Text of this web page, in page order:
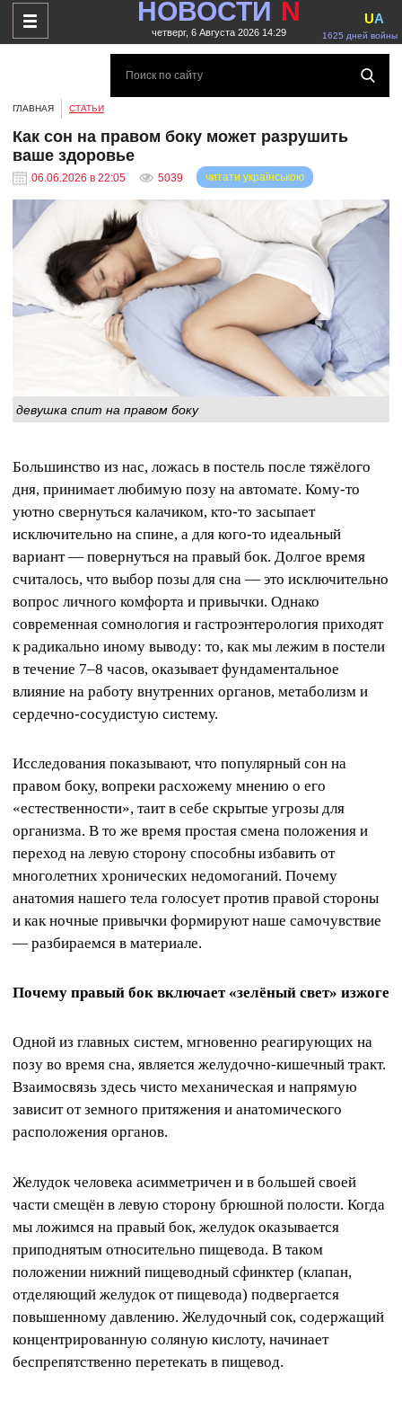
НОВОСТИ N
четверг, 6 Августа 2026 14:29 1625 дней войны
UA
ГЛАВНАЯ СТАТЬИ
Как сон на правом боку может разрушить
ваше здоровье
06.06.2026 в 22:05 5039 читати українською
девушка спит на правом боку
Большинство из нас, ложась в постель после тяжёлого
дня, принимает любимую позу на автомате. Кому-то
уютно свернуться калачиком, кто-то засыпает
исключительно на спине, а для кого-то идеальный
вариант — повернуться на правый бок. Долгое время
считалось, что выбор позы для сна — это исключительно
вопрос личного комфорта и привычки. Однако
современная сомнология и гастроэнтерология приходят
к радикально иному выводу: то, как мы лежим в постели
в течение 7–8 часов, оказывает фундаментальное
влияние на работу внутренних органов, метаболизм и
сердечно-сосудистую систему.
Исследования показывают, что популярный сон на
правом боку, вопреки расхожему мнению о его
«естественности», таит в себе скрытые угрозы для
организма. В то же время простая смена положения и
переход на левую сторону способны избавить от
многолетних хронических недомоганий. Почему
анатомия нашего тела голосует против правой стороны
и как ночные привычки формируют наше самочувствие
— разбираемся в материале.
Почему правый бок включает «зелёный свет» изжоге
Одной из главных систем, мгновенно реагирующих на
позу во время сна, является желудочно-кишечный тракт.
Взаимосвязь здесь чисто механическая и напрямую
зависит от земного притяжения и анатомического
расположения органов.
Желудок человека асимметричен и в большей своей
части смещён в левую сторону брюшной полости. Когда
мы ложимся на правый бок, желудок оказывается
приподнятым относительно пищевода. В таком
положении нижний пищеводный сфинктер (клапан,
отделяющий желудок от пищевода) подвергается
повышенному давлению. Желудочный сок, содержащий
концентрированную соляную кислоту, начинает
беспрепятственно перетекать в пищевод.